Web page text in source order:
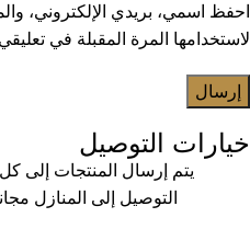
احفظ اسمي، بريدي الإلكتروني،
لاستخدامها المرة المقبلة في
خيارات التوصيل
يتم إرسال المنتجات إلى
التوصيل إلى المنازل